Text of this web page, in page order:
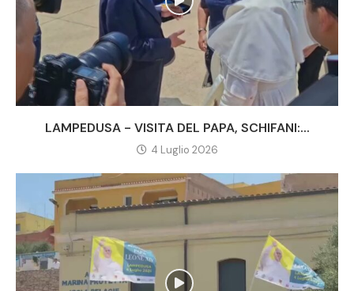
LAMPEDUSA - VISITA DEL PAPA, SCHIFANI:...
4 Luglio 2026